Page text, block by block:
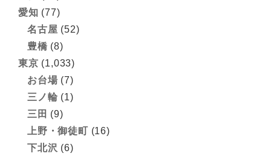
愛知 (77)
名古屋 (52)
豊橋 (8)
東京 (1,033)
お台場 (7)
三ノ輪 (1)
三田 (9)
上野・御徒町 (16)
下北沢 (6)